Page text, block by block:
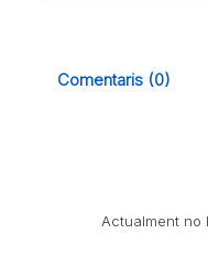
Comentaris (0)
Actualment no